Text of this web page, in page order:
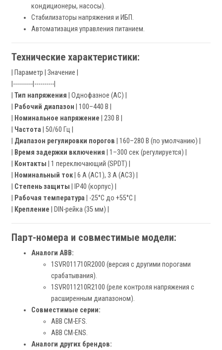
кондиционеры, насосы).
Стабилизаторы напряжения и ИБП.
Автоматизация управления питанием.
Технические характеристики:
| Параметр | Значение |
|----------|----------|
Тип напряжения | Однофазное (AC) |
Рабочий диапазон | 100–440 В |
Номинальное напряжение | 230 В |
Частота | 50/60 Гц |
Диапазон регулировки порогов | 160–280 В (по умолчанию) |
Время задержки включения | 1–300 сек (регулируется) |
Контакты | 1 переключающий (SPDT) |
Номинальный ток | 6 А (AC1), 3 А (AC3) |
Степень защиты | IP40 (корпус) |
Рабочая температура | -25°C до +55°C |
Крепление | DIN-рейка (35 мм) |
Парт-номера и совместимые модели:
Аналоги ABB:
1SVR011710R2000 (версия с другими порогами
срабатывания).
1SVR011210R2100 (реле контроля напряжения с
расширенным диапазоном).
Совместимые серии:
ABB CM-EFS.
ABB CM-ENS.
Аналоги других брендов: